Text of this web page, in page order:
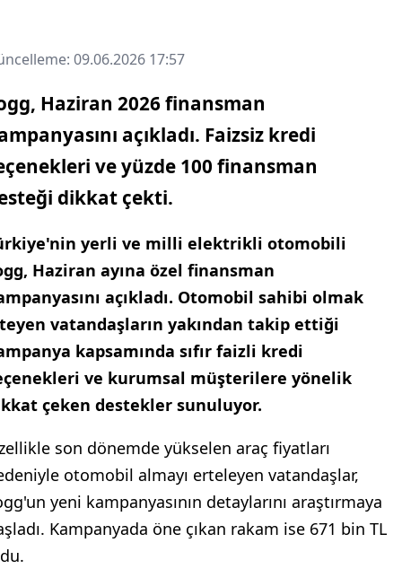
09.06.2026 17:57
Haziran 2026 finansman
açıkladı. Faizsiz kredi
ve yüzde 100 finansman
dikkat çekti.
yerli ve milli elektrikli otomobili
Haziran ayına özel finansman
açıkladı. Otomobil sahibi olmak
vatandaşların yakından takip ettiği
kapsamında sıfır faizli kredi
ve kurumsal müşterilere yönelik
çeken destekler sunuluyor.
son dönemde yükselen araç fiyatları
otomobil almayı erteleyen vatandaşlar,
yeni kampanyasının detaylarını araştırmaya
Kampanyada öne çıkan rakam ise 671 bin TL